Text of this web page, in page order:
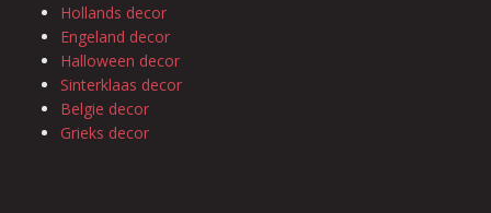
Hollands decor
Engeland decor
Halloween decor
Sinterklaas decor
Belgie decor
Grieks decor